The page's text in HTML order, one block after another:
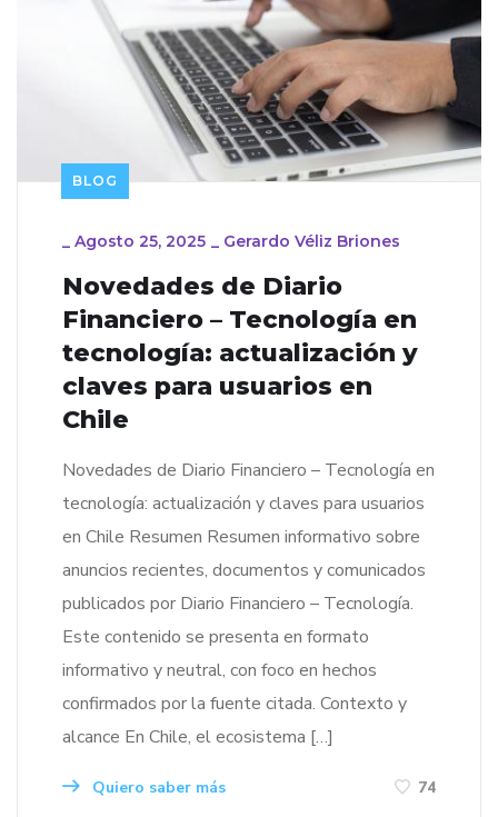
BLOG
_ Agosto 25, 2025 _ Gerardo Véliz Briones
Novedades de Diario
Financiero – Tecnología en
tecnología: actualización y
claves para usuarios en
Chile
Novedades de Diario Financiero – Tecnología en
tecnología: actualización y claves para usuarios
en Chile Resumen Resumen informativo sobre
anuncios recientes, documentos y comunicados
publicados por Diario Financiero – Tecnología.
Este contenido se presenta en formato
informativo y neutral, con foco en hechos
confirmados por la fuente citada. Contexto y
alcance En Chile, el ecosistema […]
Quiero saber más 74